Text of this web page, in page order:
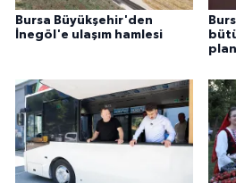
Bursa Büyükşehir'den
İnegöl'e ulaşım hamlesi